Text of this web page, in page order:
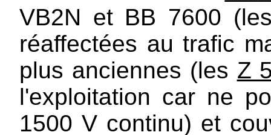
VB2N et BB 7600
réaffectées au trafic
plus anciennes (les Z
l'exploitation car ne
1500 V continu) et